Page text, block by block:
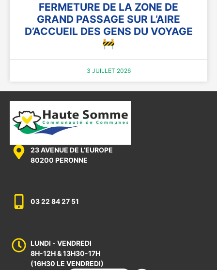
FERMETURE DE LA ZONE DE
GRAND PASSAGE SUR L’AIRE
D’ACCUEIL DES GENS DU VOYAGE
🚧
3 JUILLET 2026
23 AVENUE DE L’EUROPE
80200 PERONNE
03 22 84 27 51
LUNDI - VENDREDI
8H-12H & 13H30-17H
(16H30 LE VENDREDI)